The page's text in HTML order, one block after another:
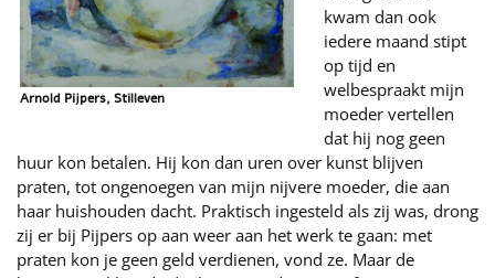
Arnold Pijpers, Stilleven
kwam dan ook
iedere maand stipt
op tijd en
welbespraakt mijn
moeder vertellen
dat hij nog geen
huur kon betalen. Hij kon dan uren over kunst blijven
praten, tot ongenoegen van mijn nijvere moeder, die aan
haar huishouden dacht. Praktisch ingesteld als zij was, drong
zij er bij Pijpers op aan weer aan het werk te gaan: met
praten kon je geen geld verdienen, vond ze. Maar de